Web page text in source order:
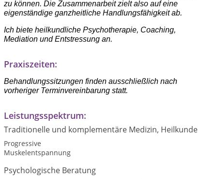
zu können. Die Zusammenarbeit zielt also auf eine
eigenständige ganzheitliche Handlungsfähigkeit ab.
Ich biete heilkundliche Psychotherapie, Coaching,
Mediation und Entstressung an.
Praxiszeiten:
Behandlungssitzungen finden ausschließlich nach
vorheriger Terminvereinbarung statt.
Leistungsspektrum:
Traditionelle und komplementäre Medizin, Heilkunde
Progressive
Muskelentspannung
Psychologische Beratung